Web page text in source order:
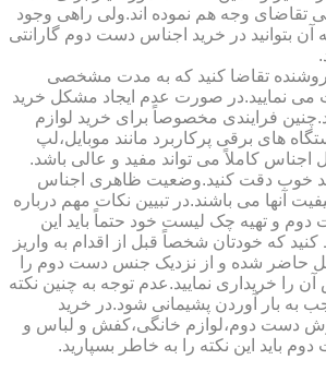
تقاضای وجه هم نموده اند.ولی راهی وجود
آن بتوانید در خرید اجناس دست دوم گارانتی
تقاضا کنید که به مدت مشخصی
نمایید.در صورت عدم ایجاد مشکل خرید
فرایندی مخصوصاً برای خرید لوازم
های برقی پرکاربرد مانند موبایل،لپ
اجناس کاملاً می تواند مفید و عالی باشد.
خوب دقت کنید.وضعیت ظاهری اجناس
آنها می باشند.در تبیین نکات مهم درباره
دوم و تهیه چک لیست خود حتماً باید این
کنید که خودتان شخصاً قبل از اقدام به واریز
حاضر شده و از نزدیک جنس دست دوم را
را خریداری نمایید.عدم توجه به چنین نکته
به بار آوردن پشیمانی شود.در خرید
دست دوم،لوازم خانگی،کفش و لباس و
باید این نکته را به خاطر بسپارید.